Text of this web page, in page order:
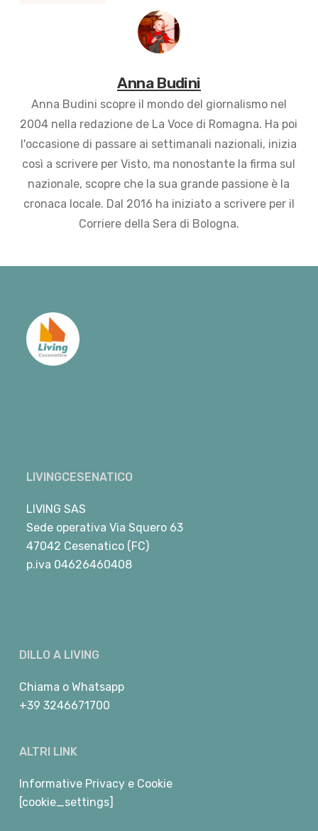
Anna Budini
Anna Budini scopre il mondo del giornalismo nel
2004 nella redazione de La Voce di Romagna. Ha poi
l'occasione di passare ai settimanali nazionali, inizia
così a scrivere per Visto, ma nonostante la firma sul
nazionale, scopre che la sua grande passione è la
cronaca locale. Dal 2016 ha iniziato a scrivere per il
Corriere della Sera di Bologna.
LIVINGCESENATICO
LIVING SAS
Sede operativa Via Squero 63
47042 Cesenatico (FC)
p.iva 04626460408
DILLO A LIVING
Chiama o Whatsapp
+39 3246671700
ALTRI LINK
Informative Privacy e Cookie
[cookie_settings]